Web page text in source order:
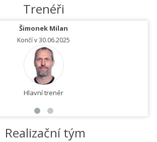
Trenéři
Šimonek Milan
Končí v 30.06.2025
Hlavní trenér
Realizační tým